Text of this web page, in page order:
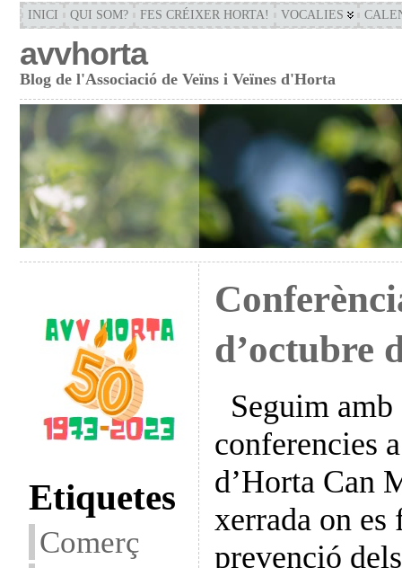
INICI QUI SOM? FES CRÉIXER HORTA! VOCALIES
avvhorta
Blog de l'Associació de Veïns i Veïnes d'Horta
Etiquetes
Comerç
d’octubre
Seguim
conferencies
d’Horta Can
xerrada on
prevenció